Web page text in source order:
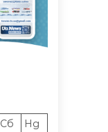
Сб
Нд